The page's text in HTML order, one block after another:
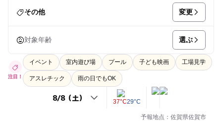
その他 変更
対象年齢 選ぶ
注目！
イベント 室内遊び場 プール 子ども映画 工場見学
アスレチック 雨の日でもOK
37°C29°C
予報地点：佐賀県佐賀市